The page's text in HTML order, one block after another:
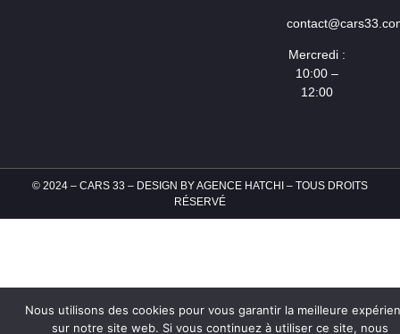
Mercredi :
10:00 –
12:00
© 2024 – CARS 33 – DESIGN BYAGENCE HATCHI – TOUS DROITS
RÉSERVÉ
Nous utilisons des cookies pour vous garantir la meilleure
sur notre site web. Si vous continuez à utiliser ce site, nous